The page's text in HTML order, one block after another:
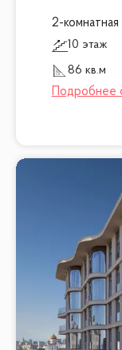
2-комнатная
10 этаж
86 кв.м